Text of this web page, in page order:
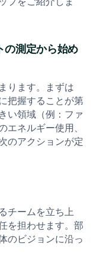
の測定から始め
ります。まずは
把握することが第
い領域（例：ファ
ネルギー使用、
のアクションが定
チームを立ち上
を担わせます。部
のビジョンに沿っ